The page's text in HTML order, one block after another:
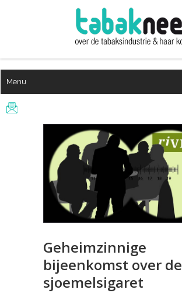
Menu
Geheimzinnige
bijeenkomst over de
sjoemelsigaret